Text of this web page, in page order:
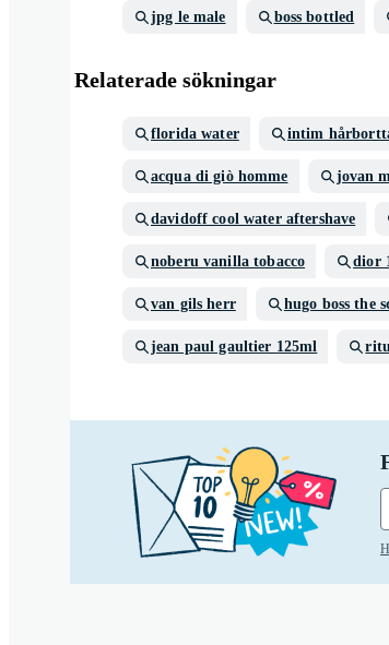
jpg le male boss bottled
Relaterade sökningar
florida water intim
acqua di giò homme jovan
davidoff cool water aftershave
noberu vanilla tobacco dior
van gils herr hugo boss the
jean paul gaultier 125ml